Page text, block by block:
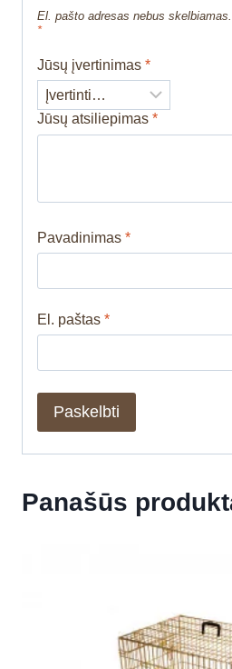
El. pašto adresas nebus skelbiamas.
*
Jūsų įvertinimas *
Jūsų atsiliepimas *
Pavadinimas *
El. paštas *
Panašūs